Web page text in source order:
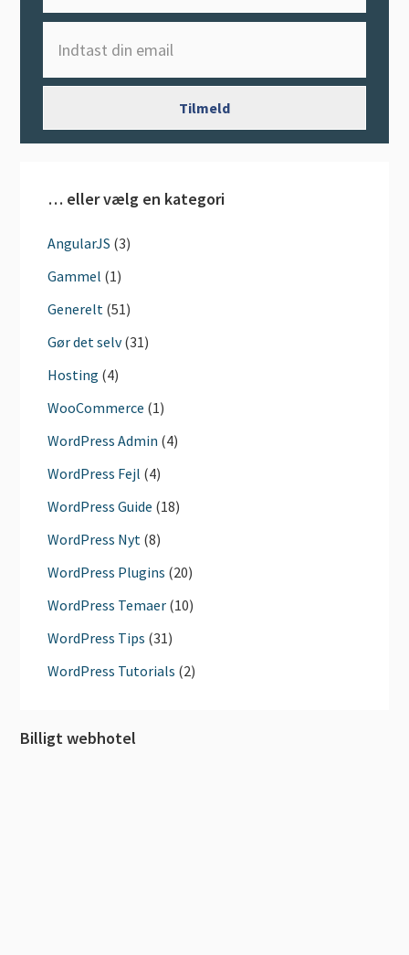
… eller vælg en kategori
AngularJS (3)
Gammel (1)
Generelt (51)
Gør det selv(31)
Hosting (4)
WooCommerce (1)
WordPress Admin (4)
WordPress Fejl (4)
WordPress Guide (18)
WordPress Nyt (8)
WordPress Plugins (20)
WordPress Temaer (10)
WordPress Tips (31)
WordPress Tutorials (2)
Billigt webhotel